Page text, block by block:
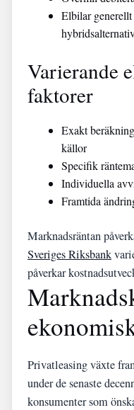
Elbilar generellt
Varierande
faktorer
Exakt
källor
Specifik
Individuella
Framtida
Marknadsräntan
Sveriges Riksbank
påverkar
Privatleasing växte
under de senaste
konsumenter som